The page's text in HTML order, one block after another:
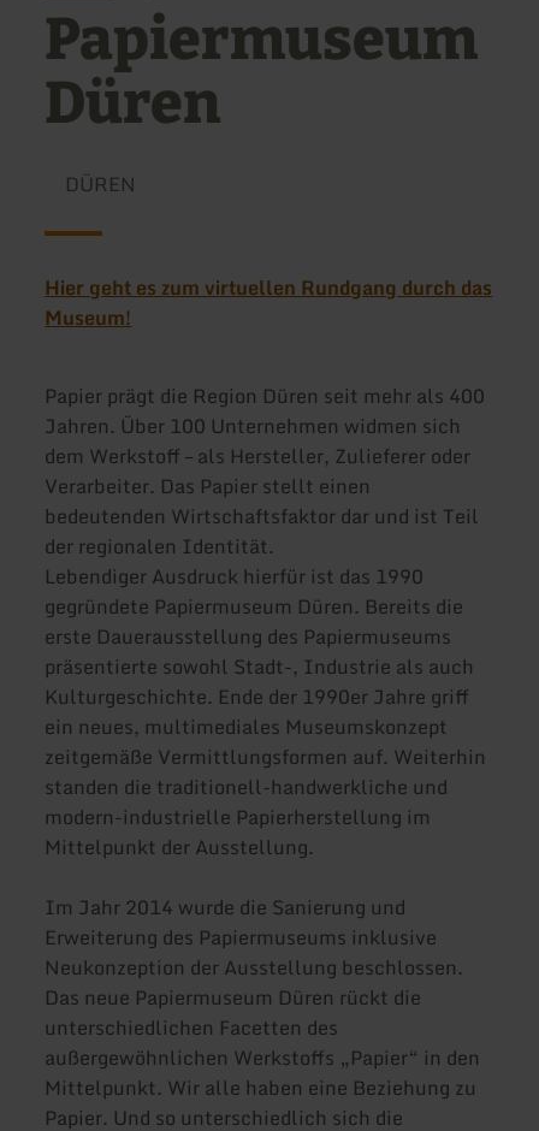
Papiermuseum
Düren
DÜREN
Hier geht es zum virtuellen Rundgang durch das
Museum!
Papier prägt die Region Düren seit mehr als 400
Jahren. Über 100 Unternehmen widmen sich
dem Werkstoff – als Hersteller, Zulieferer oder
Verarbeiter. Das Papier stellt einen
bedeutenden Wirtschaftsfaktor dar und ist Teil
der regionalen Identität.
Lebendiger Ausdruck hierfür ist das 1990
gegründete Papiermuseum Düren. Bereits die
erste Dauerausstellung des Papiermuseums
präsentierte sowohl Stadt-, Industrie als auch
Kulturgeschichte. Ende der 1990er Jahre griff
ein neues, multimediales Museumskonzept
zeitgemäße Vermittlungsformen auf. Weiterhin
standen die traditionell-handwerkliche und
modern-industrielle Papierherstellung im
Mittelpunkt der Ausstellung.
Im Jahr 2014 wurde die Sanierung und
Erweiterung des Papiermuseums inklusive
Neukonzeption der Ausstellung beschlossen.
Das neue Papiermuseum Düren rückt die
unterschiedlichen Facetten des
außergewöhnlichen Werkstoffs „Papier“ in den
Mittelpunkt. Wir alle haben eine Beziehung zu
Papier. Und so unterschiedlich sich die